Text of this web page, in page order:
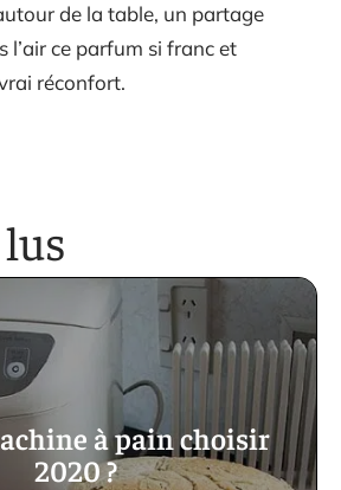
de la table, un partage
l’air ce parfum si franc et
réconfort.
à pain choisir
2020 ?